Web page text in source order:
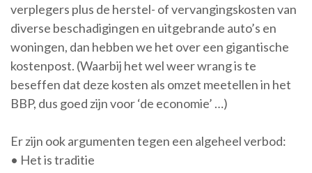
verplegers plus de herstel- of vervangingskosten van
diverse beschadigingen en uitgebrande auto’s en
woningen, dan hebben we het over een gigantische
kostenpost. (Waarbij het wel weer wrang is te
beseffen dat deze kosten als omzet meetellen in het
BBP, dus goed zijn voor ‘de economie’ …)
Er zijn ook argumenten tegen een algeheel verbod:
• Het is traditie